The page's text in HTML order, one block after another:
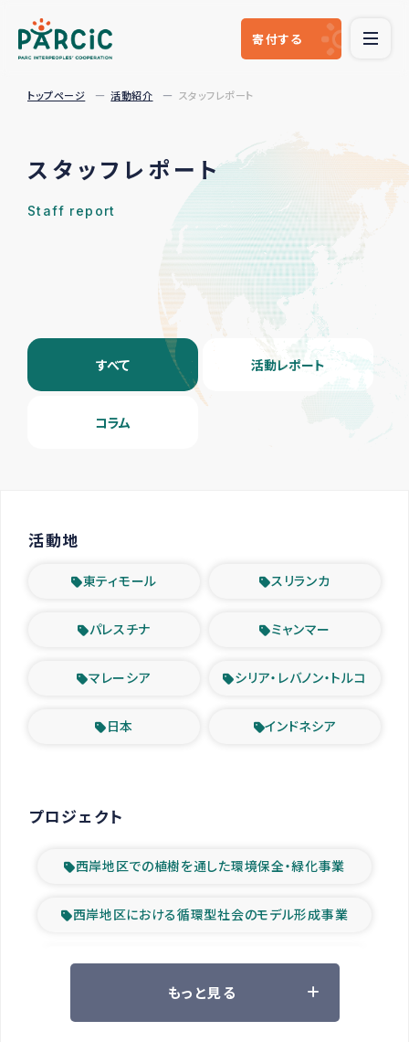
寄付する
トップページ 活動紹介 スタッフレポート
スタッフレポート
Staff report
すべて 活動レポート
コラム
活動地
東ティモール スリランカ
パレスチナ ミャンマー
マレーシア シリア・レバノン・トルコ
日本 インドネシア
プロジェクト
西岸地区での植樹を通した環境保全・緑化事業
西岸地区における循環型社会のモデル形成事業
ツアー参加者の声
もっと見る